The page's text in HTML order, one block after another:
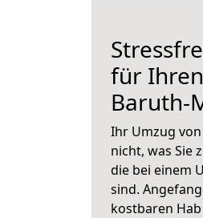
für
Baruth-
Ihr Umzug
nicht, was Sie
die bei einem
sind.
kostbaren